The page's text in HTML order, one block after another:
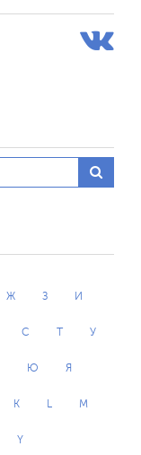
Ж З И
С Т У
Ю Я
K L M
Y